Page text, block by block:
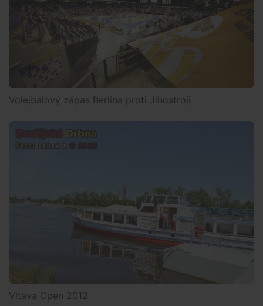
Volejbalový zápas Berlína proti Jihostroji
Vltava Open 2012